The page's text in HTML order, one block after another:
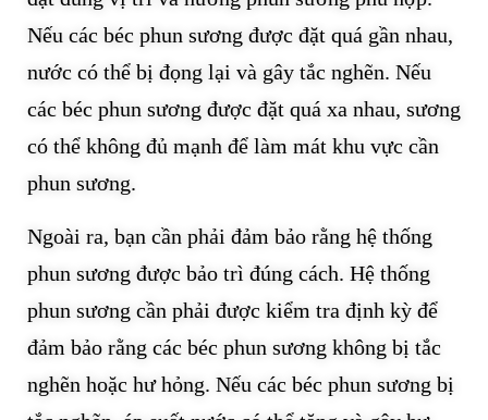
Nếu các béc phun sương được đặt quá gần nhau,
nước có thể bị đọng lại và gây tắc nghẽn. Nếu
các béc phun sương được đặt quá xa nhau, sương
có thể không đủ mạnh để làm mát khu vực cần
phun sương.
Ngoài ra, bạn cần phải đảm bảo rằng hệ thống
phun sương được bảo trì đúng cách. Hệ thống
phun sương cần phải được kiểm tra định kỳ để
đảm bảo rằng các béc phun sương không bị tắc
nghẽn hoặc hư hỏng. Nếu các béc phun sương bị